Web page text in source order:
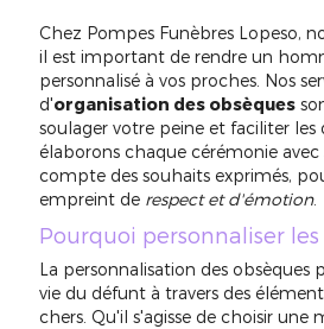
Chez Pompes Funèbres Lopeso,
il est important de rendre un
personnalisé à vos proches. Nos
d'organisation des obsèques
soulager votre peine et faciliter les
élaborons chaque cérémonie
compte des souhaits exprimés,
empreint de respect et d'émotion.
Pourquoi personnaliser les
La personnalisation des obsèques
vie du défunt à travers des
chers. Qu'il s'agisse de choisir une